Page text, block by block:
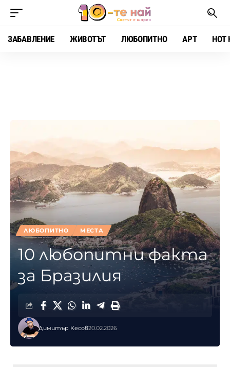
ЗАБАВЛЕНИЕ ЖИВОТЪТ ЛЮБОПИТНО АРТ HOT
ЛЮБОПИТНО МЕСТА
10 любопитни факта
за Бразилия
Димитър Кесов20.02.2026